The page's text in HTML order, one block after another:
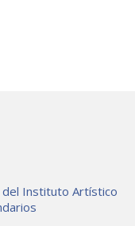
del Instituto Artístico